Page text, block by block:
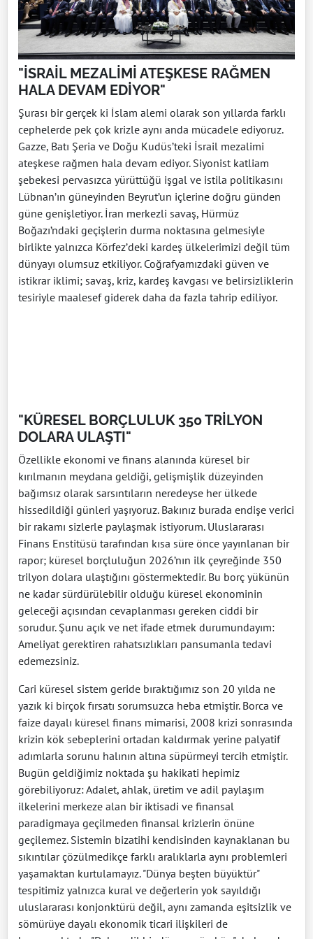
"İSRAİL MEZALİMİ ATEŞKESE RAĞMEN
HALA DEVAM EDİYOR"
Şurası bir gerçek ki İslam alemi olarak son yıllarda farklı
cephelerde pek çok krizle aynı anda mücadele ediyoruz.
Gazze, Batı Şeria ve Doğu Kudüs’teki İsrail mezalimi
ateşkese rağmen hala devam ediyor. Siyonist katliam
şebekesi pervasızca yürüttüğü işgal ve istila politikasını
Lübnan’ın güneyinden Beyrut’un içlerine doğru günden
güne genişletiyor. İran merkezli savaş, Hürmüz
Boğazı’ndaki geçişlerin durma noktasına gelmesiyle
birlikte yalnızca Körfez’deki kardeş ülkelerimizi değil tüm
dünyayı olumsuz etkiliyor. Coğrafyamızdaki güven ve
istikrar iklimi; savaş, kriz, kardeş kavgası ve belirsizliklerin
tesiriyle maalesef giderek daha da fazla tahrip ediliyor.
"KÜRESEL BORÇLULUK 350 TRİLYON
DOLARA ULAŞTI"
Özellikle ekonomi ve finans alanında küresel bir
kırılmanın meydana geldiği, gelişmişlik düzeyinden
bağımsız olarak sarsıntıların neredeyse her ülkede
hissedildiği günleri yaşıyoruz. Bakınız burada endişe verici
bir rakamı sizlerle paylaşmak istiyorum. Uluslararası
Finans Enstitüsü tarafından kısa süre önce yayınlanan bir
rapor; küresel borçluluğun 2026’nın ilk çeyreğinde 350
trilyon dolara ulaştığını göstermektedir. Bu borç yükünün
ne kadar sürdürülebilir olduğu küresel ekonominin
geleceği açısından cevaplanması gereken ciddi bir
sorudur. Şunu açık ve net ifade etmek durumundayım:
Ameliyat gerektiren rahatsızlıkları pansumanla tedavi
edemezsiniz.
Cari küresel sistem geride bıraktığımız son 20 yılda ne
yazık ki birçok fırsatı sorumsuzca heba etmiştir. Borca ve
faize dayalı küresel finans mimarisi, 2008 krizi sonrasında
krizin kök sebeplerini ortadan kaldırmak yerine palyatif
adımlarla sorunu halının altına süpürmeyi tercih etmiştir.
Bugün geldiğimiz noktada şu hakikati hepimiz
görebiliyoruz: Adalet, ahlak, üretim ve adil paylaşım
ilkelerini merkeze alan bir iktisadi ve finansal
paradigmaya geçilmeden finansal krizlerin önüne
geçilemez. Sistemin bizatihi kendisinden kaynaklanan bu
sıkıntılar çözülmedikçe farklı aralıklarla aynı problemleri
yaşamaktan kurtulamayız. "Dünya beşten büyüktür"
tespitimiz yalnızca kural ve değerlerin yok sayıldığı
uluslararası konjonktürü değil, aynı zamanda eşitsizlik ve
sömürüye dayalı ekonomik ticari ilişkileri de